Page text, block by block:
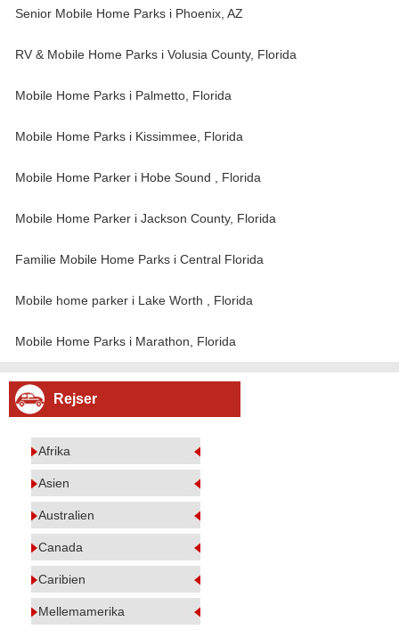
Senior Mobile Home Parks i Phoenix, AZ
RV & Mobile Home Parks i Volusia County, Florida
Mobile Home Parks i Palmetto, Florida
Mobile Home Parks i Kissimmee, Florida
Mobile Home Parker i Hobe Sound , Florida
Mobile Home Parker i Jackson County, Florida
Familie Mobile Home Parks i Central Florida
Mobile home parker i Lake Worth , Florida
Mobile Home Parks i Marathon, Florida
Rejser
Afrika
Asien
Australien
Canada
Caribien
Mellemamerika